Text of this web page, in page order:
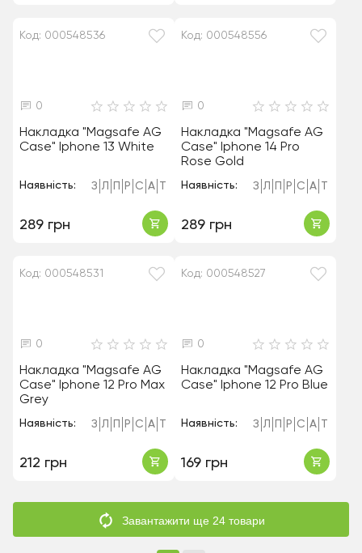
Код: 000548536
0
Накладка "Magsafe AG
Case" Iphone 13 White
Наявність: З Л Р С А
289 грн
Код: 000548556
0
Накладка "Magsafe AG
Case" Iphone 14 Pro
Rose Gold
Наявність: З Л Р С А
289 грн
Код: 000548531
0
Накладка "Magsafe AG
Case" Iphone 12 Pro Max
Grey
Наявність: З Л Р С А
212 грн
Код: 000548527
0
Накладка "Magsafe AG
Case" Iphone 12 Pro Blue
Наявність: З Л Р С А
169 грн
Завантажити ще 24 товари